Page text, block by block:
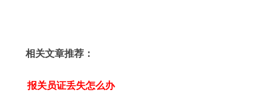
相关文章推荐：
报关员证丢失怎么办